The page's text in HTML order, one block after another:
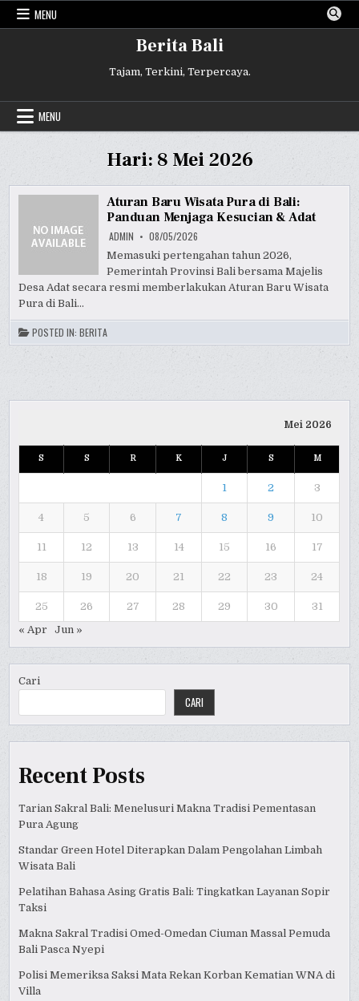
Skip
MENU
Berita Bali
Tajam, Terkini, Terpercaya.
MENU
Hari: 8 Mei 2026
Aturan Baru Wisata Pura di Bali:
Panduan Menjaga Kesucian & Adat
ADMIN 08/05/2026
Memasuki pertengahan tahun 2026,
Pemerintah Provinsi Bali bersama Majelis
Desa Adat secara resmi memberlakukan Aturan Baru Wisata
Pura di Bali…
POSTED IN:BERITA
Mei 2026
S S R K J S M
1 2 3
4 5 6 7 8 9 10
11 12 13 14 15 16 17
18 19 20 21 22 23 24
25 26 27 28 29 30
31
« Apr
Jun »
Cari
CARI
Recent Posts
Tarian Sakral Bali: Menelusuri Makna Tradisi Pementasan
Pura Agung
Standar Green Hotel Diterapkan Dalam Pengolahan Limbah
Wisata Bali
Pelatihan Bahasa Asing Gratis Bali: Tingkatkan Layanan Sopir
Taksi
Makna Sakral Tradisi Omed-Omedan Ciuman Massal Pemuda
Bali Pasca Nyepi
Polisi Memeriksa Saksi Mata Rekan Korban Kematian WNA di
Villa